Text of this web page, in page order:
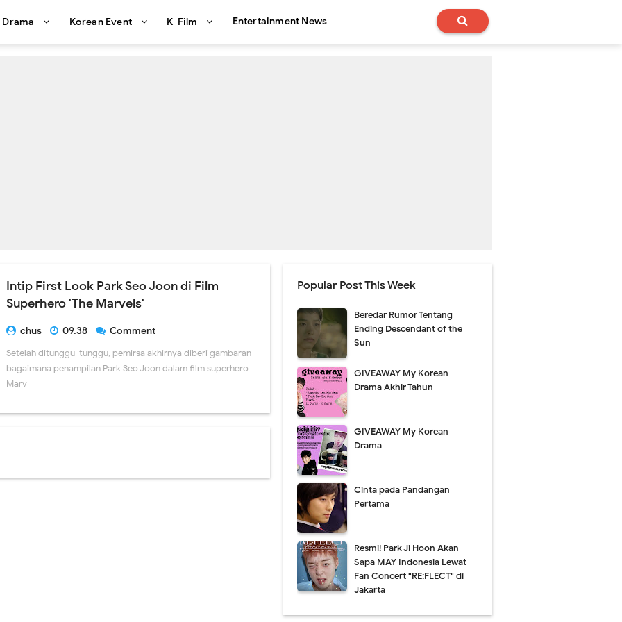
Drama Korean Event K-Film Entertainment News
Intip First Look Park Seo Joon di Film
Superhero 'The Marvels'
chus 09.38
Comment
Setelah ditunggu-tunggu, pemirsa akhirnya diberi gambaran
bagaimana penampilan Park Seo Joon dalam film superhero
Marv
Popular Post This Week
Beredar Rumor Tentang
Ending Descendant of the
Sun
GIVEAWAY My Korean
Drama Akhir Tahun
GIVEAWAY My Korean
Drama
Cinta pada Pandangan
Pertama
Resmi! Park Ji Hoon Akan
Sapa MAY Indonesia Lewat
Fan Concert "RE:FLECT" di
Jakarta